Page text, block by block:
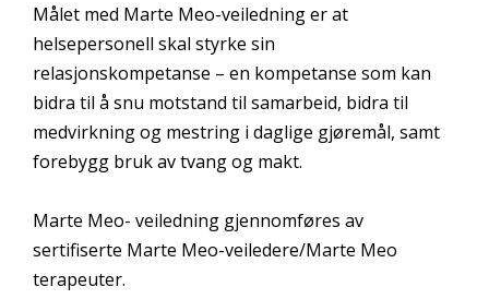
Målet med Marte Meo-veiledning er at
helsepersonell skal styrke sin
relasjonskompetanse – en kompetanse som kan
bidra til å snu motstand til samarbeid, bidra til
medvirkning og mestring i daglige gjøremål, samt
forebygg bruk av tvang og makt.
Marte Meo- veiledning gjennomføres av
sertifiserte Marte Meo-veiledere/Marte Meo
terapeuter.